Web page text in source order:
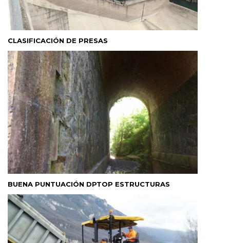
CLASIFICACIÓN DE PRESAS
BUENA PUNTUACIÓN DPTOP ESTRUCTURAS